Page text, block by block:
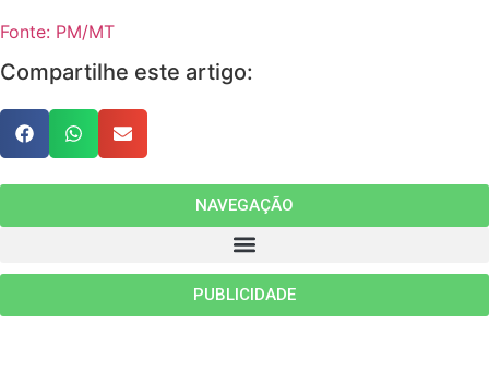
Fonte: PM/MT
Compartilhe este artigo:
NAVEGAÇÃO
PUBLICIDADE